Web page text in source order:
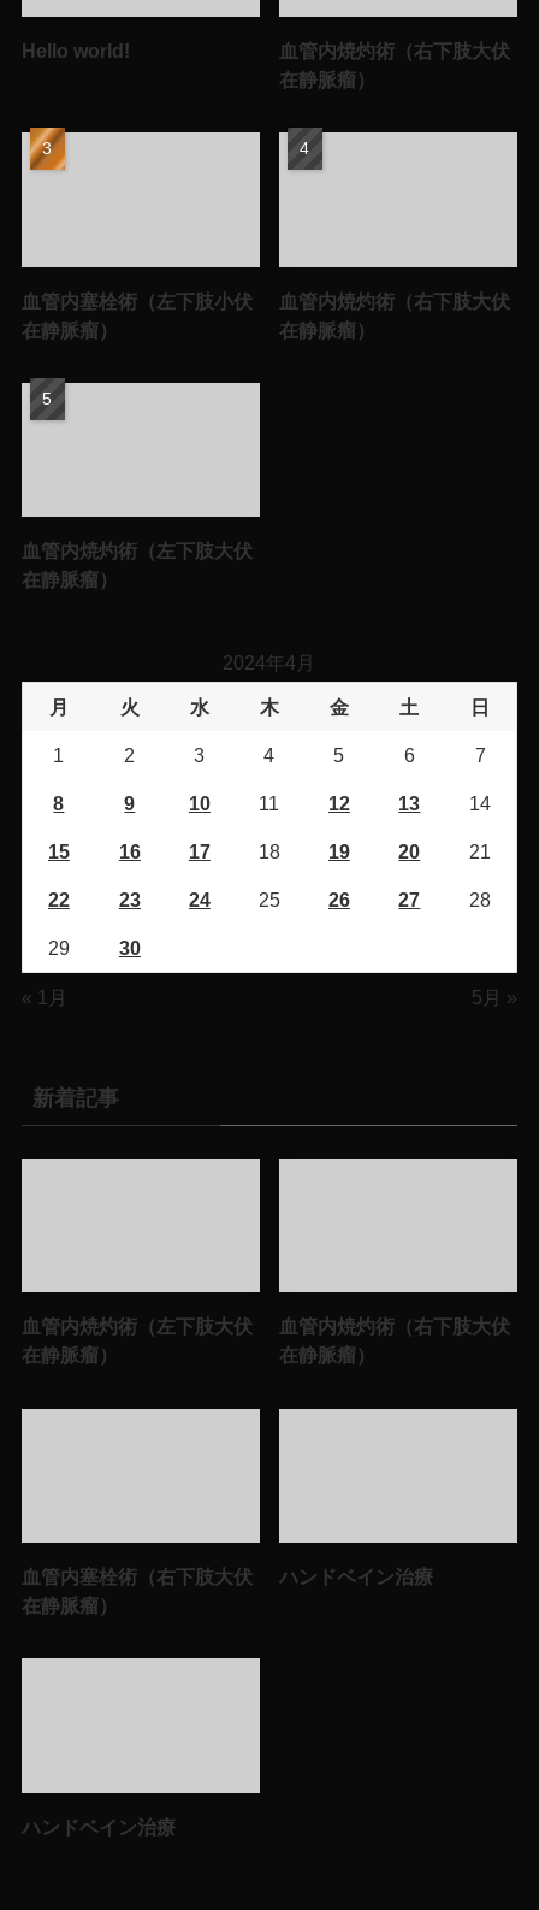
Hello world!
血管内焼灼術（右下肢大伏
在静脈瘤）
血管内塞栓術（左下肢小伏
在静脈瘤）
血管内焼灼術（右下肢大伏
在静脈瘤）
血管内焼灼術（左下肢大伏
在静脈瘤）
2024年4月
月 火 水 木 金 土 日
1 2 3 4 5 6 7
8 9 10 11 12 13 14
15 16 17 18 19 20 21
22 23 24 25 26 27 28
29 30
« 1月 5月 »
新着記事
血管内焼灼術（左下肢大伏
在静脈瘤）
血管内焼灼術（右下肢大伏
在静脈瘤）
血管内塞栓術（右下肢大伏
在静脈瘤）
ハンドベイン治療
ハンドベイン治療